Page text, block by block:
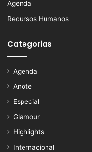
Agenda
Recursos Humanos
Categorias
Agenda
Anote
Especial
Glamour
Highlights
Internacional